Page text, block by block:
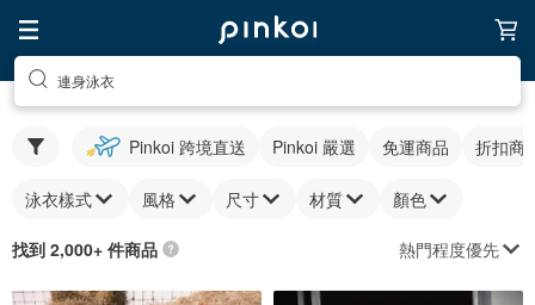
連身泳衣
Pinkoi 跨境直送 Pinkoi 嚴選 免運商品 折扣商
泳衣樣式 風格 尺寸 材質 顏色
找到 2,000+ 件商品 熱門程度優先